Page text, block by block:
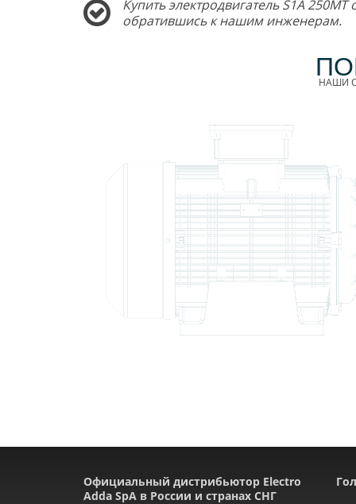
Купить электродвигатель S1A
обратившись к нашим инженерам.
НАШИ
Официальный дистрибьютор Electro
Adda SpA в России и странах СНГ